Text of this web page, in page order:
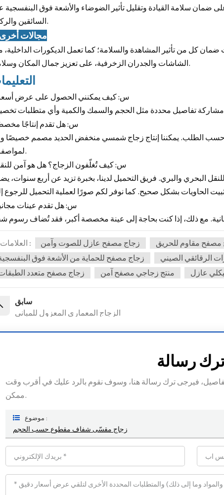
ضمان سلامة القيادة وتقليل تأثير الضوضاء والأشعة فوق البنفسجية
السائقين والركاب.
3. مجالات
كل من تأثير المشاهدة والسلامة؛ كما تعمل الديكورات الداخلية،
الشاشات والجدران الزخرفية، على تعزيز جمال المكان وسلامته.
س: كيف يمكنني الحصول على عرض
س: هل تقدم إنتاجًا
الطلب. يمكننا إنتاج زجاج شمسي منخفض الحديد مصمم خصيصًا
لمواصفاتك.
س: كيف تُغلّفون الزجاج؟ هل هو آمن
البحري والبري. فريق التحميل لدينا، بخبرة تزيد عن أربع سنوات،
س: هل تقدم عينات
العلامات : زجاج مصفح عازل للصوت وآمن مصفح مقاوم للحريق
زجاج مصفح للحماية من الأشعة فوق
الرقائقي الصيني
زجاج مصفح متعدد
منتج زجاجي مصفح آمن عازل
سابق
الزجاج المعماري المعزول للمباني
رسالة
فيرجى ترك رسالة هنا، وسوف نقوم بالرد عليك في أقرب وقت
ممكن.
موضوع :
زجاج مقسّى شفاف مقطوع حسب الحجم